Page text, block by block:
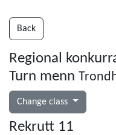
Back
Regional
Turn menn
Change class
Rekrutt 11